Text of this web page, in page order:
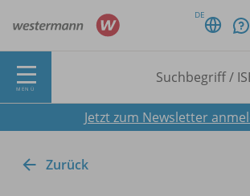
DE
MENÜ
Jetzt zum Newsletter
Zurück